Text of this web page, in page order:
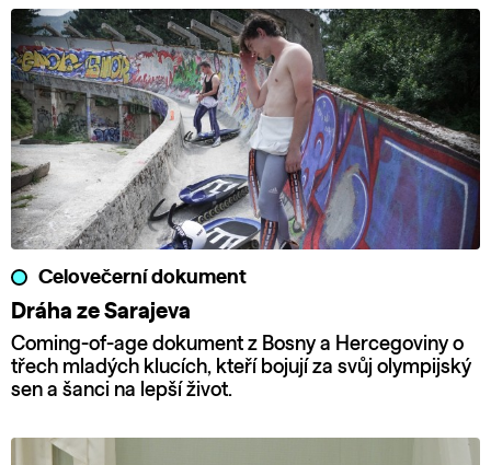
Celovečerní dokument
Dráha ze Sarajeva
Coming-of-age dokument z Bosny a Hercegoviny o
třech mladých klucích, kteří bojují za svůj olympijský
sen a šanci na lepší život.